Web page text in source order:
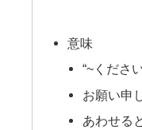
意味
“~くださ
お願い申
あわせる